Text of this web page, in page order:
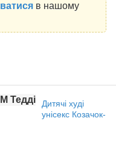
в нашому
Дитячі худі
унісекс Козачок-